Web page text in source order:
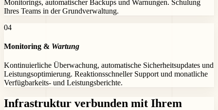
Monitorings, automatischer Backups und Warnungen. Schulung
Ihres Teams in der Grundverwaltung.
04
Monitoring & Wartung
Kontinuierliche Überwachung, automatische Sicherheitsupdates und
Leistungsoptimierung. Reaktionsschneller Support und monatliche
Verfügbarkeits- und Leistungsberichte.
Infrastruktur verbunden mit Ihrem